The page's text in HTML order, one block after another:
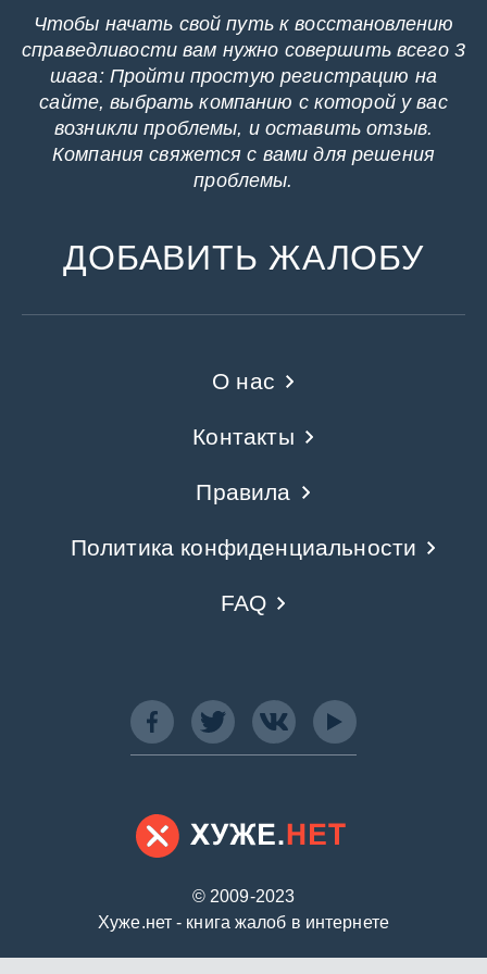
Чтобы начать свой путь к восстановлению
справедливости вам нужно совершить всего 3
шага: Пройти простую регистрацию на
сайте, выбрать компанию с которой у вас
возникли проблемы, и оставить отзыв.
Компания свяжется с вами для решения
проблемы.
ДОБАВИТЬ ЖАЛОБУ
© 2009-2023
Хуже.нет - книга жалоб в интернете
О нас
Контакты
Правила
Политика конфиденциальности
FAQ